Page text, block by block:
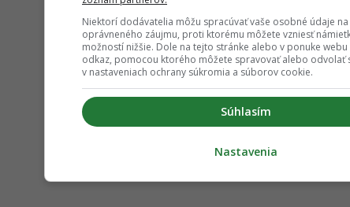
Niektorí dodávatelia môžu spracúvať vaše osobné údaje na
oprávneného záujmu, proti ktorému môžete vzniesť
možností nižšie. Dole na tejto stránke alebo v ponuke
odkaz, pomocou ktorého môžete spravovať alebo odvolať
v nastaveniach ochrany súkromia a súborov cookie.
Súhlasím
Nastavenia